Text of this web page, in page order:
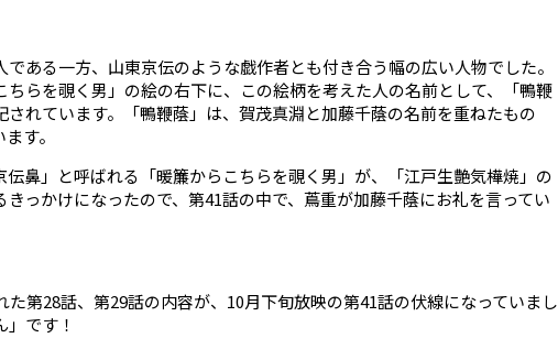
ある一方、山東京伝のような戯作者とも付き合う幅の広い人物でした。
ちらを覗く男」の絵の右下に、この絵柄を考えた人の名前として、「鴨鞭
れています。「鴨鞭蔭」は、賀茂真淵と加藤千蔭の名前を重ねたもの
す。
鼻」と呼ばれる「暖簾からこちらを覗く男」が、「江戸生艶気樺焼」の
っかけになったので、第41話の中で、蔦重が加藤千蔭にお礼を言ってい
た第28話、第29話の内容が、 10月下旬放映の第41話の伏線になっていまし
です！